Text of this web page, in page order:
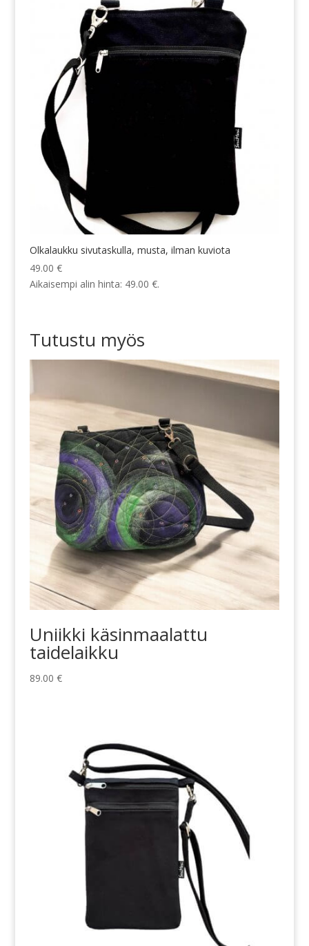
Olkalaukku sivutaskulla, musta, ilman kuviota
49.00 €
Aikaisempi alin hinta: 49.00 €.
Tutustu myös
Uniikki käsinmaalattu
taidelaikku
89.00 €